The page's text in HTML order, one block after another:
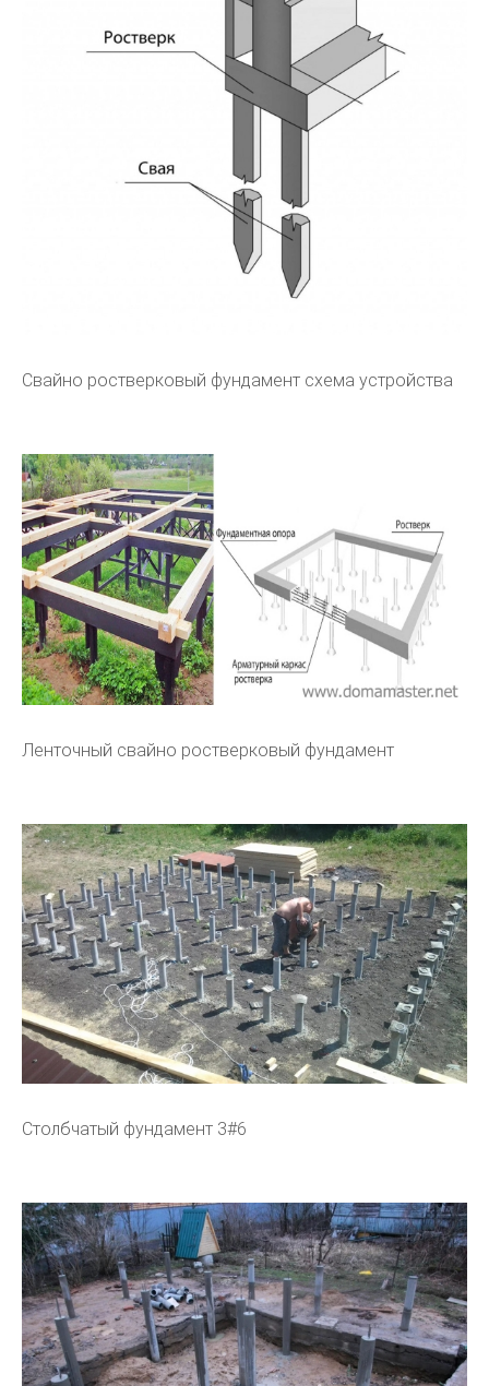
Свайно ростверковый фундамент схема устройства
Ленточный свайно ростверковый фундамент
Столбчатый фундамент 3#6